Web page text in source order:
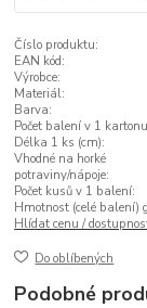
Číslo produktu:
EAN kód:
Výrobce:
Materiál:
Barva:
Počet balení v 1
Délka 1 ks (cm):
Vhodné na horké
potraviny/nápoje:
Počet kusů v 1 balení:
Hmotnost (celé balení)
Hlídat cenu /
Do oblíbených
Podobné